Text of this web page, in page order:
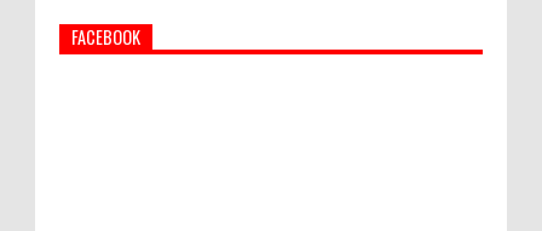
PEMKAB KLUNGKUNG GELAR PASAR
FACEBOOK